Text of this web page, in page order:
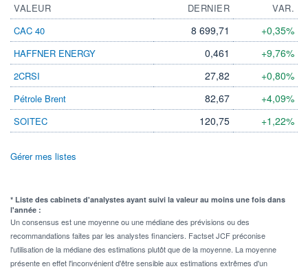
VALEUR DERNIER
VAR.
CAC 40
8 699,71 +0,35%
HAFFNER ENERGY 0,461 +9,76%
2CRSI 27,82 +0,80%
Pétrole Brent 82,67 +4,09%
SOITEC 120,75 +1,22%
Gérer mes listes
* Liste des cabinets d'analystes ayant suivi la valeur au moins une fois dans
l'année :
Un consensus est une moyenne ou une médiane des prévisions ou des
recommandations faites par les analystes financiers. Factset JCF préconise
l'utilisation de la médiane des estimations plutôt que de la moyenne. La moyenne
présente en effet l'inconvénient d'être sensible aux estimations extrêmes d'un